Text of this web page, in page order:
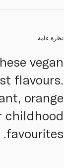
نظرة عامة
vegan
flavours.
orange
childhood
favourites.